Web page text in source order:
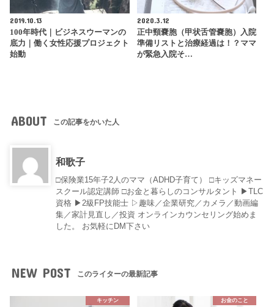
2019.10.13
100年時代｜ビジネスウーマンの
底力｜働く女性応援プロジェクト
始動
2020.3.12
正中頸嚢胞（甲状舌管嚢胞）入院
準備リストと治療経過は！？ママ
が緊急入院そ…
ABOUT この記事をかいた人
和歌子
□保険業15年子2人のママ（ADHD子育て） □キッズマネー
スクール認定講師 □お金と暮らしのコンサルタント ▶︎TLC
資格 ▶︎2級FP技能士 ▷趣味／企業研究／カメラ／動画編
集／家計見直し／投資 オンラインカウンセリング始めま
した。 お気軽にDM下さい
NEW POST このライターの最新記事
キッチン お金のこと